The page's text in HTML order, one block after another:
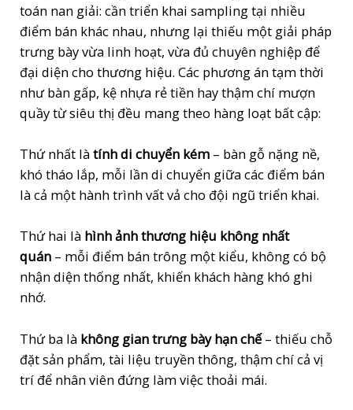
toán nan giải: cần triển khai sampling tại nhiều
điểm bán khác nhau, nhưng lại thiếu một giải pháp
trưng bày vừa linh hoạt, vừa đủ chuyên nghiệp để
đại diện cho thương hiệu. Các phương án tạm thời
như bàn gấp, kệ nhựa rẻ tiền hay thậm chí mượn
quầy từ siêu thị đều mang theo hàng loạt bất cập:
Thứ nhất làtính di chuyển kém – bàn gỗ nặng nề,
khó tháo lắp, mỗi lần di chuyển giữa các điểm bán
là cả một hành trình vất vả cho đội ngũ triển khai.
Thứ hai là hình ảnh thương hiệu không nhất
quán – mỗi điểm bán trông một kiểu, không có bộ
nhận diện thống nhất, khiến khách hàng khó ghi
nhớ.
Thứ ba là không gian trưng bày hạn chế– thiếu chỗ
đặt sản phẩm, tài liệu truyền thông, thậm chí cả vị
trí để nhân viên đứng làm việc thoải mái.